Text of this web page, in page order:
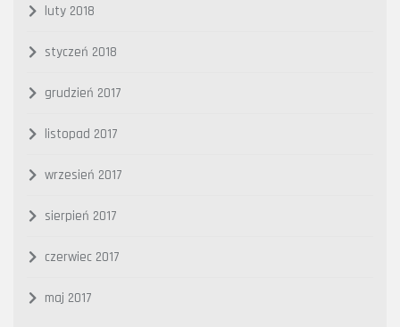
luty 2018
styczeń 2018
grudzień 2017
listopad 2017
wrzesień 2017
sierpień 2017
czerwiec 2017
maj 2017